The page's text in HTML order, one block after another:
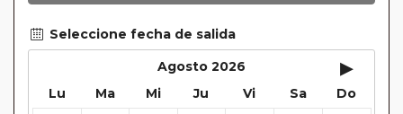
mientras que en viajes regionales y otros viajes
incluimos muchas de las entradas. En todos los
circuitos incluimos visitas con guías locales en las
principales ciudades, en muchos incluimos diferentes
Seleccione fecha de salida
Agosto 2026
▸
Lu Ma Mi Ju Vi Sa Do